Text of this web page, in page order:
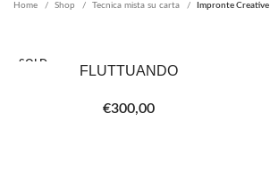
Home Shop Tecnica mista su carta Impronte Creative
SOLD
LEGGI TUTTOFLUTTUANDO
€300,00